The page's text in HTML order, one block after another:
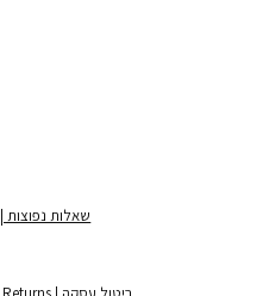
שאלות נפוצות | FAQ